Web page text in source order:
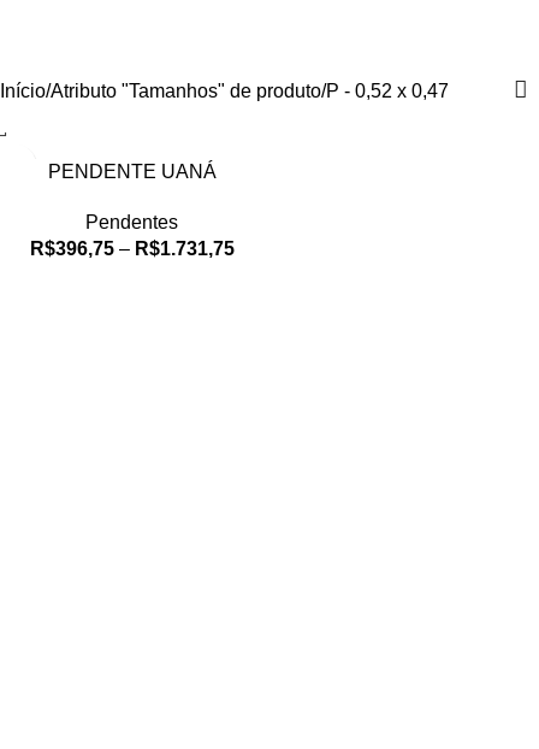
Início Atributo "Tamanhos" de produto P - 0,52 x 0,47
PENDENTE UANÁ
Pendentes
R$396,75 – R$1.731,75